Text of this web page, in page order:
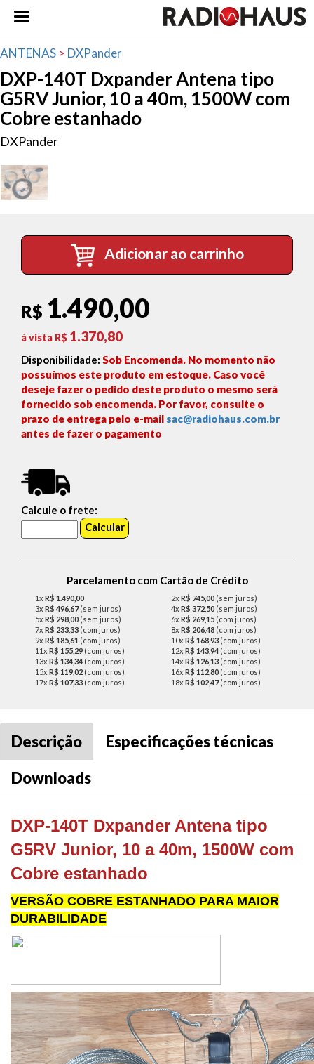
ANTENAS > DXPander
DXP-140T Dxpander Antena tipo
G5RV Junior, 10 a 40m, 1500W com
Cobre estanhado
DXPander
Adicionar ao carrinho
R$ 1.490,00
á vista R$ 1.370,80
Disponibilidade: Sob Encomenda. No momento não
possuímos este produto em estoque. Caso você
deseje fazer o pedido deste produto o mesmo será
fornecido sob encomenda. Por favor, consulte o
prazo de entrega pelo e-mail sac@radiohaus.com.br
antes de fazer o pagamento
Calcule o frete:
Parcelamento com Cartão de Crédito
1x R$ 1.490,00 2x R$ 745,00 (sem juros)
3x R$ 496,67(sem juros) 4x R$ 372,50 (sem juros)
5x R$ 298,00 (sem juros) 6x R$ 269,15 (com juros)
7x R$ 233,33 (com juros) 8x R$ 206,48 (com juros)
9x R$ 185,61 (com juros) 10x R$ 168,93 (com juros)
11x R$ 155,29 (com juros) 12x R$ 143,94 (com juros)
13x R$ 134,34 (com juros) 14x R$ 126,13 (com juros)
15x R$ 119,02 (com juros) 16x R$ 112,80 (com juros)
17x R$ 107,33 (com juros) 18x R$ 102,47(com juros)
Descrição
Especificações técnicas
Downloads
DXP-140T Dxpander Antena tipo
G5RV Junior, 10 a 40m, 1500W com
Cobre estanhado
VERSÃO COBRE ESTANHADO PARA MAIOR
DURABILIDADE